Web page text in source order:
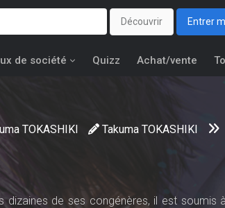
Découvrir Entrer
de société Quizz Achat/vente
TOKASHIKI Takuma TOKASHIKI
de ses congénères, il est soumis